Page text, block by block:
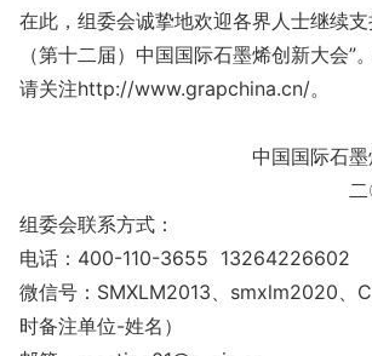
在此，组委会诚挚地欢迎各界人士继续
（第十二届）中国国际石墨烯创新大会”
请关注http://www.grapchina.cn/。
中国国际石
组委会联系方式：
电话：400-110-3655 13264226602
微信号：SMXLM2013、smxlm2020、
时备注单位-姓名）